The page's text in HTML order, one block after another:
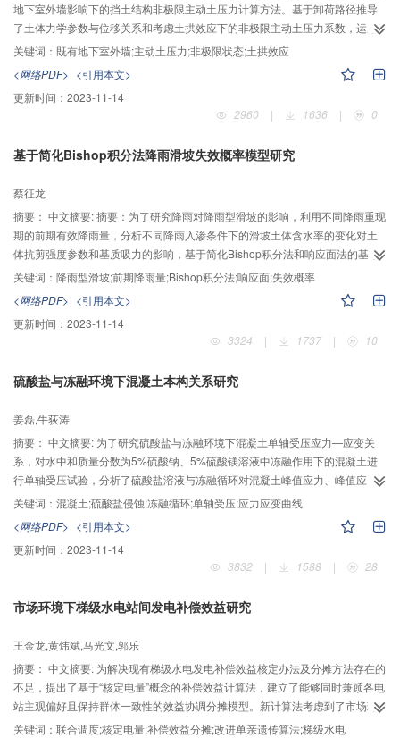
地下室外墙影响下的挡土结构非极限主动土压力计算方法。基于卸荷路径推导
了土体力学参数与位移关系和考虑土拱效应下的非极限主动土压力系数，运用
应力状态法和静力平衡法给出了既有地下室外墙影响下的非极限主动土压力统
一解，通过与室内相关模拟试验对比，采用应力状态法得到的结果较静力平衡
法更接近于实际。基于挡土结构非极限主动土压力变化规律，讨论了位移比、
两墙间距、墙土摩擦角、黏聚力等参数对土压力分布、合力及倾覆力矩的影
响，揭示了其变化规律。通过与物理实验和算例与理论计算方法所得土压力和
主动土压力理论计算提供了一定的依据。
关键词： 既有地下室外墙;主动土压力;非极限状态;土拱效应
<网络PDF> <引用本文>
更新时间： 2023-11-14
2960
| 1636 | 0
基于简化Bishop积分法降雨滑坡失效概率模型研究
蔡征龙
摘要： 中文摘要: 摘要：为了研究降雨对降雨型滑坡的影响，利用不同降雨重现
期的前期有效降雨量，分析不同降雨入渗条件下的滑坡土体含水率的变化对土
体抗剪强度参数和基质吸力的影响，基于简化Bishop积分法和响应面法的基本
原理，用积分法代替有限条分求和，考虑土体强度参数的变异性及降雨自身随
机性，提出了一种新的降雨滑坡失效概率模型，定量评价不同降雨条件下的滑
坡失效概率并采用该方法对某一实际滑坡进行研究分析。计算结果表明，随着
降雨重现期与降雨天数的增加，滑坡的失效概率越高，但考虑降雨自身的概率
时，滑坡的失效概率并不是随着降雨重现期的增加而增加，且考虑基质吸力所
关键词： 降雨型滑坡;前期降雨量;Bishop积分法;响应面;失效概率
<网络PDF> <引用本文>
更新时间： 2023-11-14
3324
| 1737 | 10
硫酸盐与冻融环境下混凝土本构关系研究
姜磊,牛荻涛
摘要： 中文摘要: 为了研究硫酸盐与冻融环境下混凝土单轴受压应力—应变关
系，对水中和质量分数为5%硫酸钠、5%硫酸镁溶液中冻融作用下的混凝土进
行单轴受压试验，分析了硫酸盐溶液与冻融循环对混凝土峰值应力、峰值应
变、弹性模量及单轴受压应力—应变全曲线的影响，并对损伤层混凝土的力学
性能进行分析。结果表明：混凝土应力—应变曲线随冻融时间增加逐渐趋扁
平，整体右移，硫酸盐溶液中冻融300次后的混凝土应力—应变曲线上升段轻微
上扬，并出现下凹现象。随着冻融次数增加，混凝土峰值应力、弹性模量不断
下降，峰值应变逐渐增加，硫酸镁溶液中混凝土表现更明显，混凝土抗冻性最
变全曲线方程，并得到了不同冻融次数下损伤层混凝土峰值应力的确定方法。
关键词： 混凝土;硫酸盐侵蚀;冻融循环;单轴受压;应力应变曲线
<网络PDF> <引用本文>
更新时间： 2023-11-14
3832
| 1588 | 28
市场环境下梯级水电站间发电补偿效益研究
王金龙,黄炜斌,马光文,郭乐
摘要： 中文摘要: 为解决现有梯级水电发电补偿效益核定办法及分摊方法存在的
不足，提出了基于“核定电量”概念的补偿效益计算法，建立了能够同时兼顾各电
站主观偏好且保持群体一致性的效益协调分摊模型。新计算法考虑到了市场环
境下各电站的分期电价差异和电网对其增发电量的吸收约束，使得基于梯级实
关键词： 联合调度;核定电量;补偿效益分摊;改进单亲遗传算法;梯级水电